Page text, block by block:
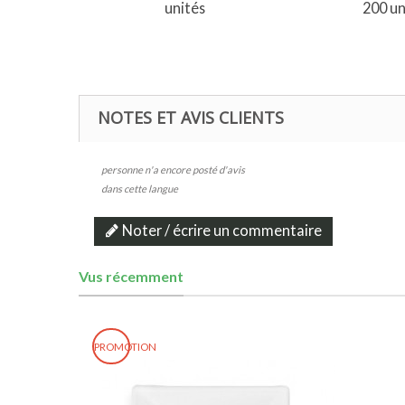
unités 200
NOTES ET AVIS CLIENTS
personne n'a encore posté d'avis
dans cette langue
Noter / écrire un commentaire
Vus récemment
PROMOTION